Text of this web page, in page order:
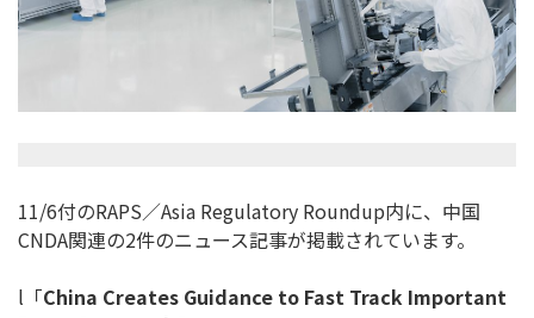
11/6付のRAPS／Asia Regulatory Roundup内に、中国
CNDA関連の2件のニュース記事が掲載されています。
l「China Creates Guidance to Fast Track Important